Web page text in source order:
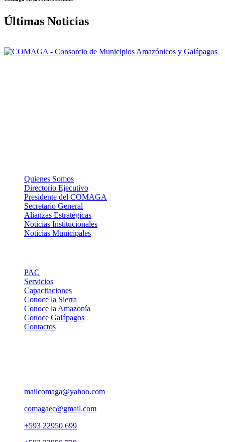
Últimas Noticias
Quienes Somos
Directorio Ejecutivo
Presidente del COMAGA
Secretario General
Alianzas Estratégicas
Noticias Institucionales
Noticias Municipales
PAC
Servicios
Capacitaciones
Conoce la Sierra
Conoce la Amazonía
Conoce Galápagos
Contactos
mailcomaga@yahoo.com
comagaec@gmail.com
+593 22950 699